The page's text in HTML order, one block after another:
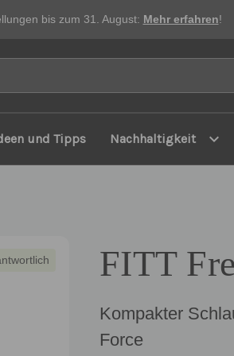
bis zum 31. August: Mehr erfahren!
und Tipps Nachhaltigkeit expand_more
FITT
Kompakter
Force